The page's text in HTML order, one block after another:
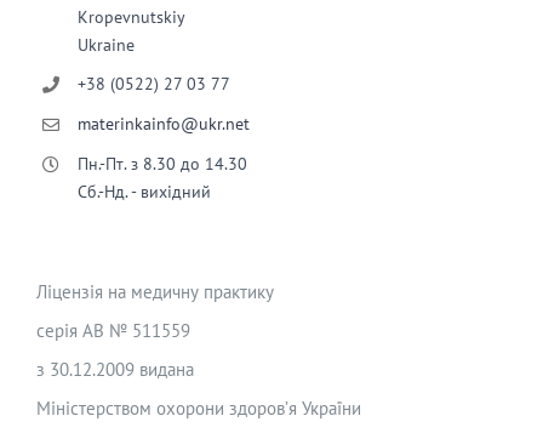
Kropevnutskiy
Ukraine
+38 (0522) 27 03 77
materinkainfo@ukr.net
Пн.-Пт. з 8.30 до 14.30
Сб.-Нд. - вихідний
Ліцензія на медичну практику
серія АВ № 511559
з 30.12.2009 видана
Міністерством охорони здоров’я України